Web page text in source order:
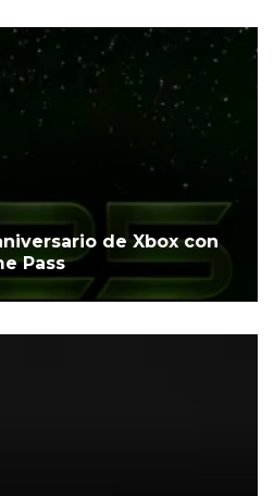
de Xbox con
Pass